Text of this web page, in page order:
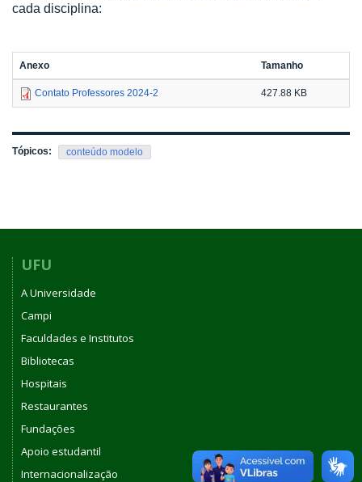
cada disciplina:
Anexo Tamanho
Contato Professores 2024-2 427.88 KB
Tópicos: conteúdo modelo
UFU
A Universidade
Campi
Faculdades e Institutos
Bibliotecas
Hospitais
Restaurantes
Fundações
Apoio estudantil
Internacionalização